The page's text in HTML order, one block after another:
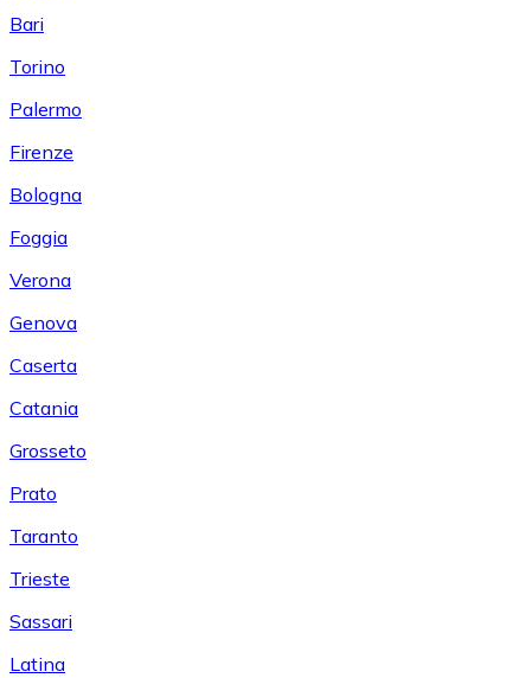
Bari
Torino
Palermo
Firenze
Bologna
Foggia
Verona
Genova
Caserta
Catania
Grosseto
Prato
Taranto
Trieste
Sassari
Latina